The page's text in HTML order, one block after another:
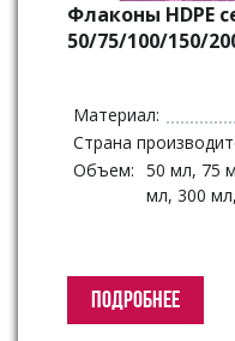
Флаконы HDPE
50/75/100/150/
Материал:
Страна
Объем: 50 мл, 75
мл, 300
ПОДРОБНЕЕ